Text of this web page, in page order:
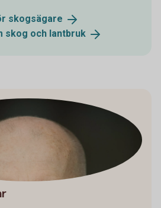
skogsägare
skog och lantbruk